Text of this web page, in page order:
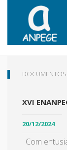
XVI
20/12/2024
Com